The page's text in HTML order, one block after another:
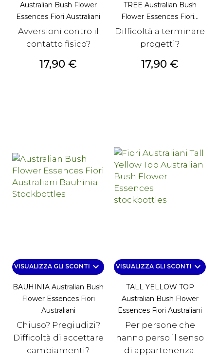
Australian Bush Flower
Essences Fiori Australiani
Avversioni contro il
contatto fisico?
Prezzo
17,90 €
TREE Australian Bush
Flower Essences Fiori...
Difficoltà a terminare
progetti?
Prezzo
17,90 €
VISUALIZZA GLI SCONTI keyboard_arrow_down
BAUHINIA Australian Bush
Flower Essences Fiori
Australiani
Chiuso? Pregiudizi?
Difficoltà di accettare
cambiamenti?
VISUALIZZA GLI SCONTI keyboard_arrow_down
TALL YELLOW TOP
Australian Bush Flower
Essences Fiori Australiani
Per persone che
hanno perso il senso
di appartenenza.